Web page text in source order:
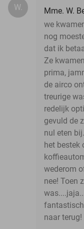
W.
Mme. W.
we
nog
dat ik
Ze
prima,
de airco
treurige
redelijk
gevuld de
nul eten
het bestek
wederom
nee! Toen
fantastisch
naar terug!